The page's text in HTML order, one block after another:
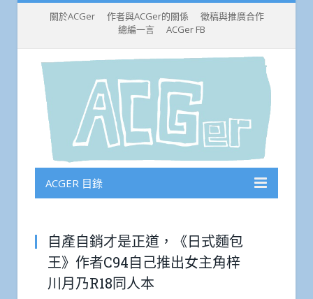
關於ACGer 作者與ACGer的關係
徵稿與推廣合作
總編一言
ACGer FB
ACGER 目錄
自產自銷才是正道，《日式麵包
王》作者C94自己推出女主角梓
川月乃R18同人本